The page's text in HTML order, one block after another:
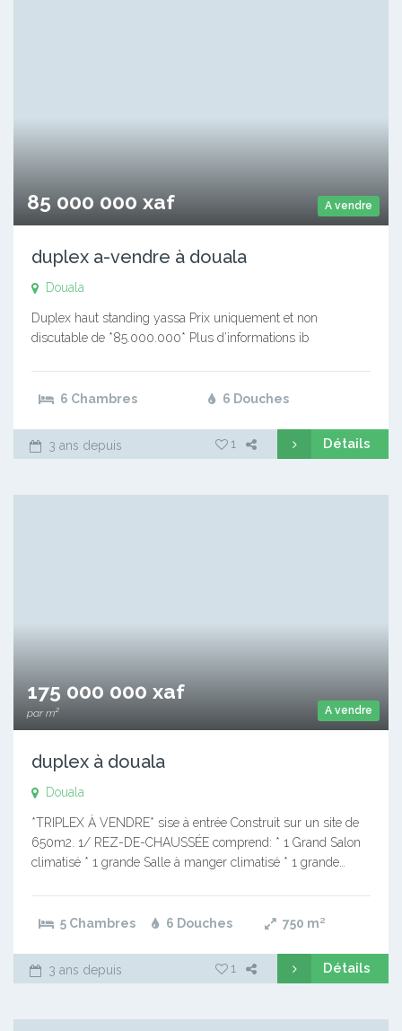
A vendre
85 000 000 xaf
duplex a-vendre à douala
Douala
Duplex haut standing yassa Prix uniquement et non
discutable de *85.000.000* Plus d’informations ib
6 Chambres 6 Douches
3 ans depuis 1 Détails
A vendre
175 000 000 xaf
par m²
duplex à douala
Douala
*TRIPLEX À VENDRE* sise à entrée Construit sur un site de
650m2. 1/ REZ-DE-CHAUSSÉE comprend: * 1 Grand Salon
climatisé * 1 grande Salle à manger climatisé * 1 grande…
5 Chambres 6 Douches 750 m²
3 ans depuis 1 Détails